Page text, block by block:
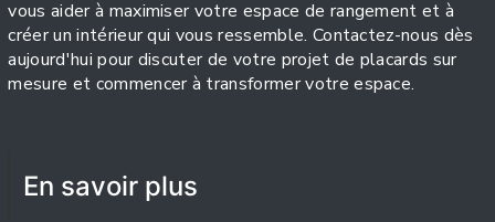
vous aider à maximiser votre espace de rangement et à
créer un intérieur qui vous ressemble. Contactez-nous dès
aujourd'hui pour discuter de votre projet de placards sur
mesure et commencer à transformer votre espace.
En savoir plus